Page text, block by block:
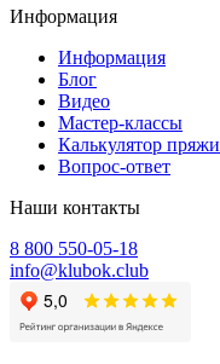
Информация
Информация
Блог
Видео
Мастер-классы
Калькулятор пряжи
Вопрос-ответ
Наши контакты
8 800 550-05-18
info@klubok.club